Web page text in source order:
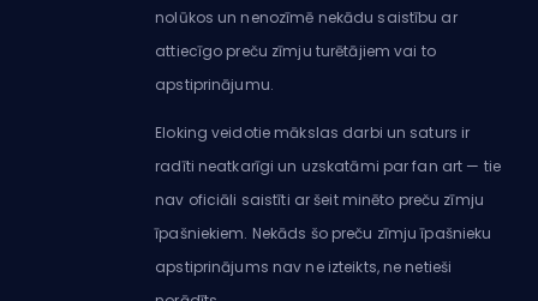
nolūkos un nenozīmē nekādu saistību ar
attiecīgo preču zīmju turētājiem vai to
apstiprinājumu.
Eloking veidotie mākslas darbi un saturs ir
radīti neatkarīgi un uzskatāmi par fan art — tie
nav oficiāli saistīti ar šeit minēto preču zīmju
īpašniekiem. Nekāds šo preču zīmju īpašnieku
apstiprinājums nav ne izteikts, ne netieši